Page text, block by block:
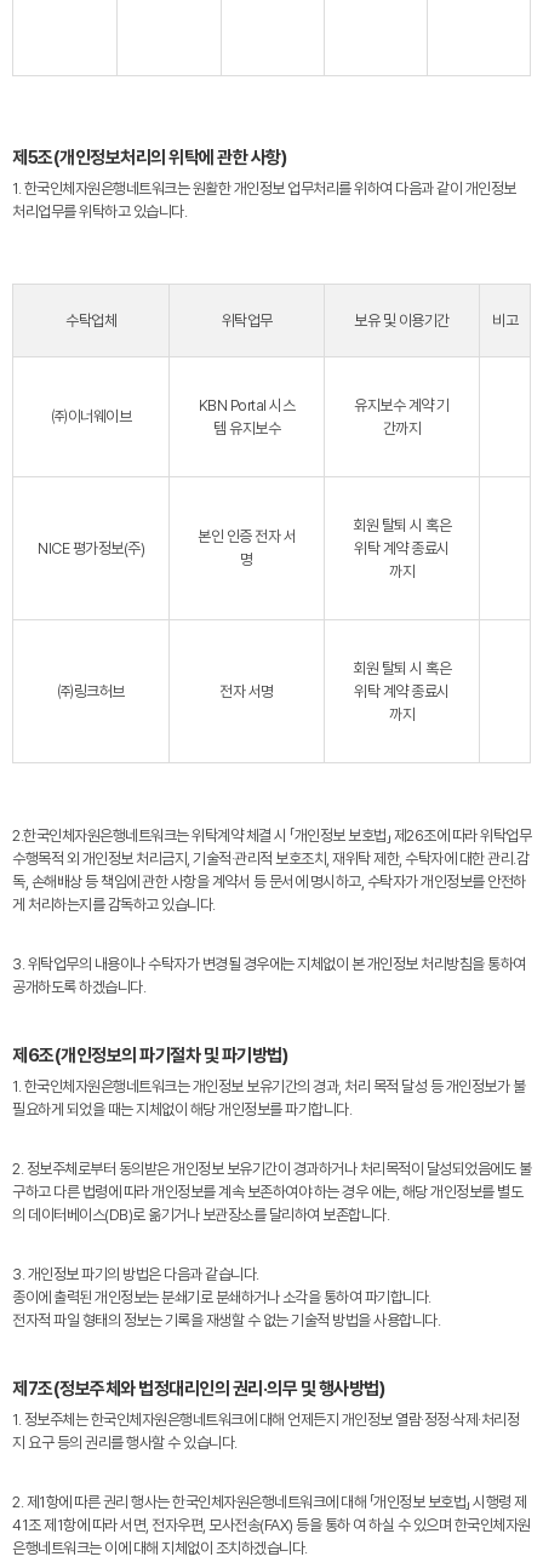
제5조(개인정보처리의 위탁에 관한 사항)
1. 한국인체자원은행네트워크는 원활한 개인정보 업무처리를 위하여 다음과 같이 개인정보
처리업무를 위탁하고 있습니다.
수탁업체 위탁업무 보유 및 이용기간 비고
㈜이너웨이브
KBN Portal 시스
템 유지보수
유지보수 계약 기
간까지
NICE 평가정보(주)
본인 인증 전자 서
명
회원 탈퇴 시 혹은
위탁 계약 종료시
까지
㈜링크허브 전자 서명
회원 탈퇴 시 혹은
위탁 계약 종료시
까지
2.한국인체자원은행네트워크는 위탁계약 체결 시 「개인정보 보호법」 제26조에 따라 위탁업무
수행목적 외 개인정보 처리금지, 기술적·관리적 보호조치, 재위탁 제한, 수탁자에 대한 관리․감
독, 손해배상 등 책임에 관한 사항을 계약서 등 문서에 명시하고, 수탁자가 개인정보를 안전하
게 처리하는지를 감독하고 있습니다.
3. 위탁업무의 내용이나 수탁자가 변경될 경우에는 지체없이 본 개인정보 처리방침을 통하여
공개하도록 하겠습니다.
제6조(개인정보의 파기절차 및 파기방법)
1. 한국인체자원은행네트워크는 개인정보 보유기간의 경과, 처리 목적 달성 등 개인정보가 불
필요하게 되었을 때는 지체없이 해당 개인정보를 파기합니다.
2. 정보주체로부터 동의받은 개인정보 보유기간이 경과하거나 처리목적이 달성되었음에도 불
구하고 다른 법령에 따라 개인정보를 계속 보존하여야 하는 경우 에는, 해당 개인정보를 별도
의 데이터베이스(DB)로 옮기거나 보관장소를 달리하여 보존합니다.
3. 개인정보 파기의 방법은 다음과 같습니다.
종이에 출력된 개인정보는 분쇄기로 분쇄하거나 소각을 통하여 파기합니다.
전자적 파일 형태의 정보는 기록을 재생할 수 없는 기술적 방법을 사용합니다.
제7조(정보주체와 법정대리인의 권리·의무 및 행사방법)
1. 정보주체는 한국인체자원은행네트워크에 대해 언제든지 개인정보 열람·정정·삭제·처리정
지 요구 등의 권리를 행사할 수 있습니다.
2. 제1항에 따른 권리 행사는 한국인체자원은행네트워크에 대해 「개인정보 보호법」 시행령 제
41조 제1항에 따라 서면, 전자우편, 모사전송(FAX) 등을 통하 여 하실 수 있으며 한국인체자원
은행네트워크는 이에 대해 지체없이 조치하겠습니다.